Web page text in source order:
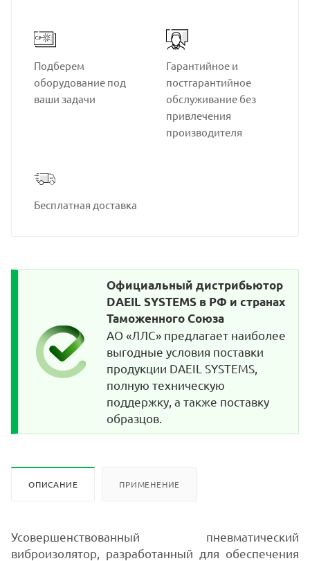
Подберем
оборудование под
ваши задачи
Гарантийное и
постгарантийное
обслуживание без
привлечения
производителя
Бесплатная доставка
Официальный дистрибьютор
DAEIL SYSTEMS в РФ и странах
Таможенного Союза
АО «ЛЛС» предлагает наиболее
выгодные условия поставки
продукции DAEIL SYSTEMS,
полную техническую
поддержку, а также поставку
образцов.
ОПИСАНИЕ ПРИМЕНЕНИЕ
Усовершенствованный пневматический
виброизолятор, разработанный для обеспечения